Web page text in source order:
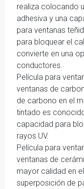
realiza colocando
adhesiva y una
para ventanas
para bloquear el
convierte en una
conductores.
Película para
ventanas de
de carbono en el
tintado es
capacidad para
rayos UV.
Película para
ventanas de
mayor calidad en
superposición de